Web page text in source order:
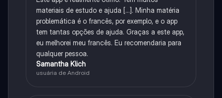
materiais de estudo e ajuda [...]. Minha matéria
problemática é o francês, por exemplo, e o app
tem tantas opções de ajuda. Graças a este app,
eu melhorei meu francês. Eu recomendaria para
qualquer pessoa.
Samantha Klich
usuária de Android